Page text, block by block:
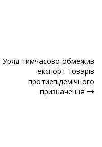
Уряд тимчасово обмежив
експорт товарів
протиепідемічного
призначення